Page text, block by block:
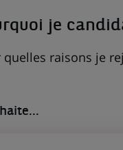
je
quelles raisons je